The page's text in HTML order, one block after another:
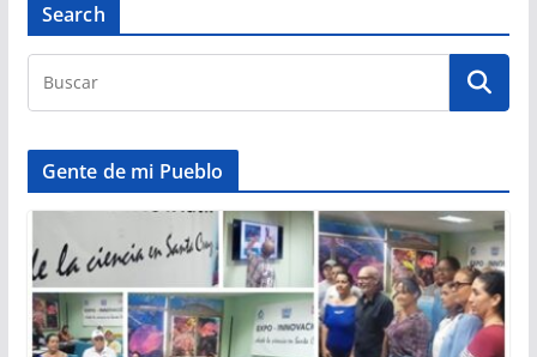
Search
Gente de mi Pueblo